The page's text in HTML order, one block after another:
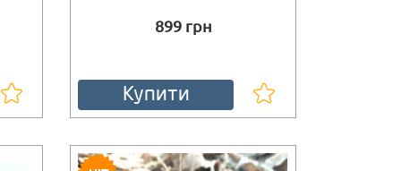
899 грн
Купити